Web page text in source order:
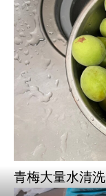
青梅大量水清洗